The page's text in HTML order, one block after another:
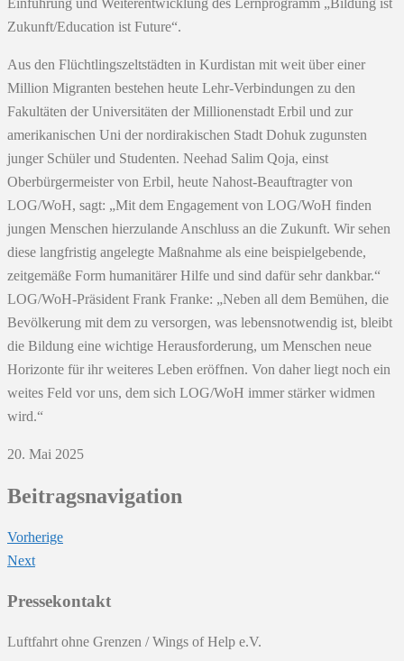
Einführung und Weiterentwicklung des Lernprogramm „Bildung ist
Zukunft/Education ist Future“.
Aus den Flüchtlingszeltstädten in Kurdistan mit weit über einer
Million Migranten bestehen heute Lehr-Verbindungen zu den
Fakultäten der Universitäten der Millionenstadt Erbil und zur
amerikanischen Uni der nordirakischen Stadt Dohuk zugunsten
junger Schüler und Studenten. Neehad Salim Qoja, einst
Oberbürgermeister von Erbil, heute Nahost-Beauftragter von
LOG/WoH, sagt: „Mit dem Engagement von LOG/WoH finden
jungen Menschen hierzulande Anschluss an die Zukunft. Wir sehen
diese langfristig angelegte Maßnahme als eine beispielgebende,
zeitgemäße Form humanitärer Hilfe und sind dafür sehr dankbar.“
LOG/WoH-Präsident Frank Franke: „Neben all dem Bemühen, die
Bevölkerung mit dem zu versorgen, was lebensnotwendig ist, bleibt
die Bildung eine wichtige Herausforderung, um Menschen neue
Horizonte für ihr weiteres Leben eröffnen. Von daher liegt noch ein
weites Feld vor uns, dem sich LOG/WoH immer stärker widmen
wird.“
20. Mai 2025
Beitragsnavigation
Vorherige
Next
Pressekontakt
Luftfahrt ohne Grenzen / Wings of Help e.V.